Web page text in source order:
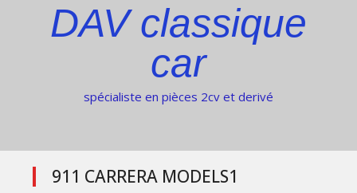
DAV classique
car
spécialiste en pièces 2cv et derivé
911 CARRERA MODELS1